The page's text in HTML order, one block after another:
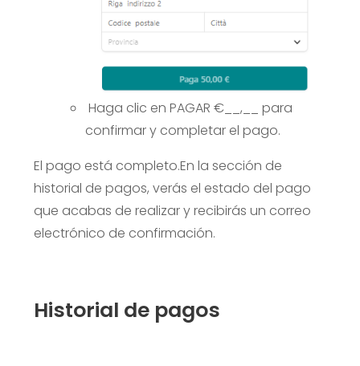
Haga clic en PAGAR €__,__ para
confirmar y completar el pago.
El pago está completo.En la sección de
historial de pagos, verás el estado del pago
que acabas de realizar y recibirás un correo
electrónico de confirmación.
Historial de pagos